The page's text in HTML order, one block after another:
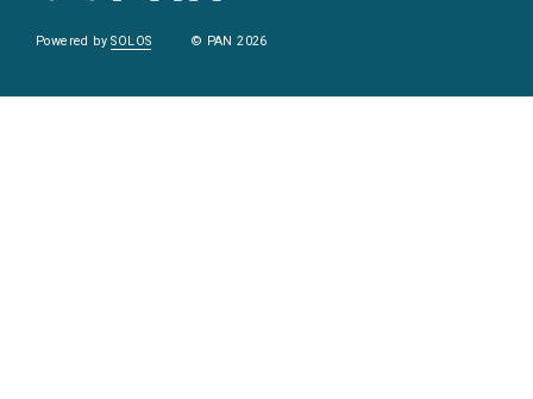
Powered bySOLOS © PAN 2026